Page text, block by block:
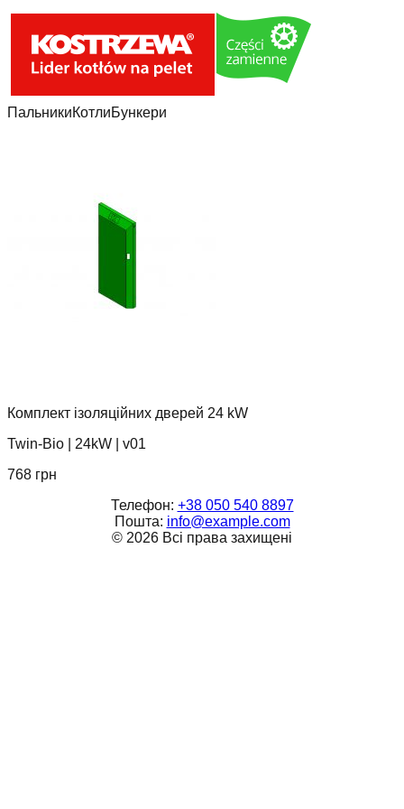
ПальникиКотлиБункери
Комплект ізоляційних дверей 24 kW
Twin-Bio
24kW
v01
768 грн
Телефон: +38 050 540 8897
Пошта: info@example.com
© 2026 Всі права захищені